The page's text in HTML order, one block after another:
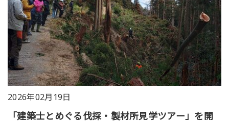
2026年02月19日
「建築士とめぐる伐採・製材所見学ツアー」を開